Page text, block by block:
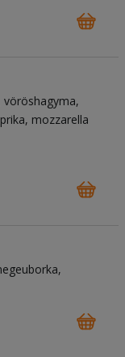
vöröshagyma
mozzarella